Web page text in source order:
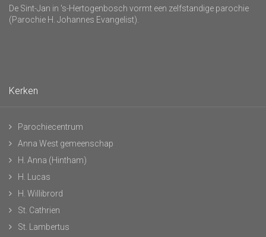
De Sint-Jan in 's-Hertogenbosch vormt een zelfstandige parochie
(Parochie H. Johannes Evangelist).
Kerken
Parochiecentrum
Anna West gemeenschap
H. Anna (Hintham)
H. Lucas
H. Willibrord
St. Cathrien
St. Lambertus